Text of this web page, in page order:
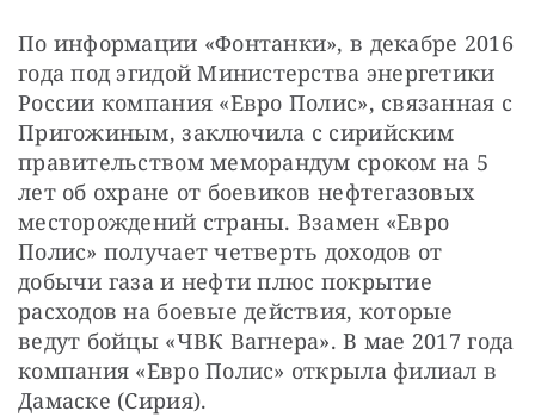
По информации «Фонтанки», в декабре 2016
года под эгидой Министерства энергетики
России компания «Евро Полис», связанная с
Пригожиным, заключила с сирийским
правительством меморандум сроком на 5
лет об охране от боевиков нефтегазовых
месторождений страны. Взамен «Евро
Полис» получает четверть доходов от
добычи газа и нефти плюс покрытие
расходов на боевые действия, которые
ведут бойцы «ЧВК Вагнера». В мае 2017 года
компания «Евро Полис» открыла филиал в
Дамаске (Сирия).